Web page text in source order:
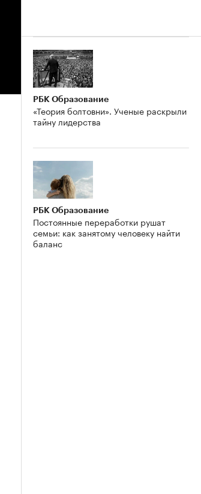
РБК Образование
«Теория болтовни». Ученые раскрыли
тайну лидерства
РБК Образование
Постоянные переработки рушат
семьи: как занятому человеку найти
баланс